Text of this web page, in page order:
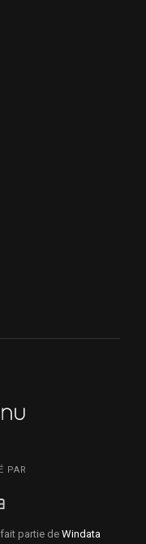
PAR
partie de Windata